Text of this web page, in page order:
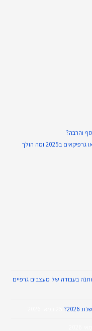
איך צריך להראות תיק עבודות של מעצבים גרפיים או גרפיקאים ב2025 ומה הולך